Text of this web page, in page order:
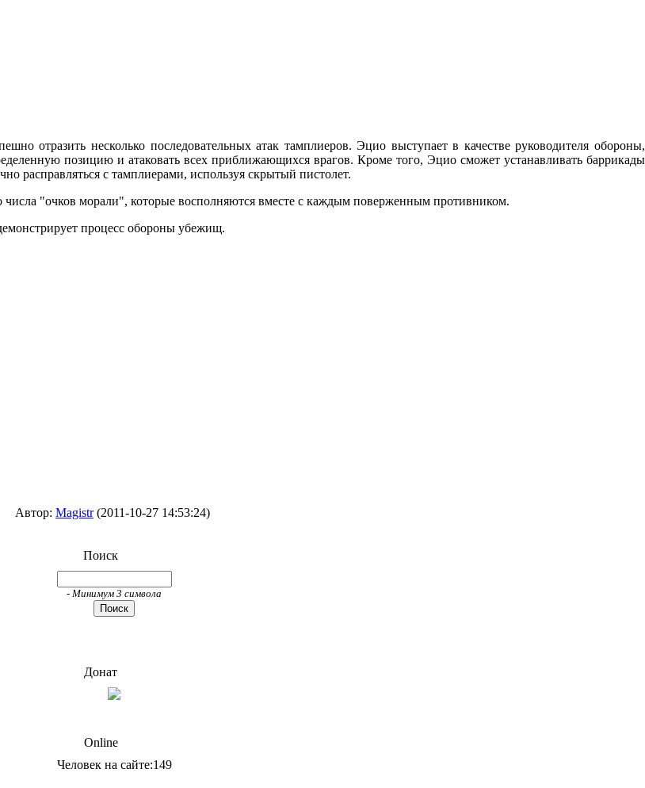
отразить несколько последовательных атак тамплиеров. Эцио выступает в качестве руководителя обороны,
позицию и атаковать всех приближающихся врагов. Кроме того, Эцио сможет устанавливать баррикады
расправляться с тамплиерами, используя скрытый пистолет.
числа "очков морали", которые восполняются вместе с каждым поверженным противником.
процесс обороны убежищ.
Автор: Magistr(2011-10-27 14:53:24)
Поиск
- Минимум 3 символа
Донат
Online
Человек на сайте:149